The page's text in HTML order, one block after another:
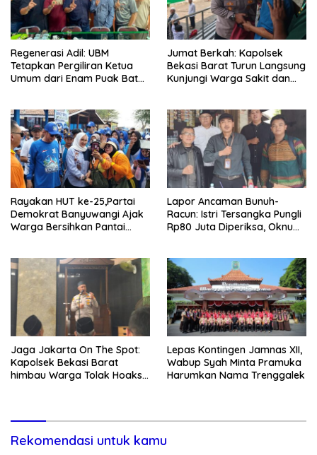
Regenerasi Adil: UBM
Tetapkan Pergiliran Ketua
Umum dari Enam Puak Batak
Jumat Berkah: Kapolsek
Bekasi Barat Turun Langsung
Kunjungi Warga Sakit dan
Rayakan HUT ke-25,Partai
Demokrat Banyuwangi Ajak
Warga Bersihkan Pantai
Lapor Ancaman Bunuh-
Racun: Istri Tersangka Pungli
Rp80 Juta Diperiksa, Oknum
Jaga Jakarta On The Spot:
Kapolsek Bekasi Barat
himbau Warga Tolak Hoaks
Lepas Kontingen Jamnas XII,
Wabup Syah Minta Pramuka
Harumkan Nama Trenggalek
Rekomendasi untuk kamu